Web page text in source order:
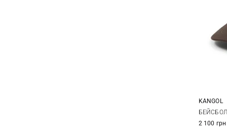
KANGOL
2 100 грн